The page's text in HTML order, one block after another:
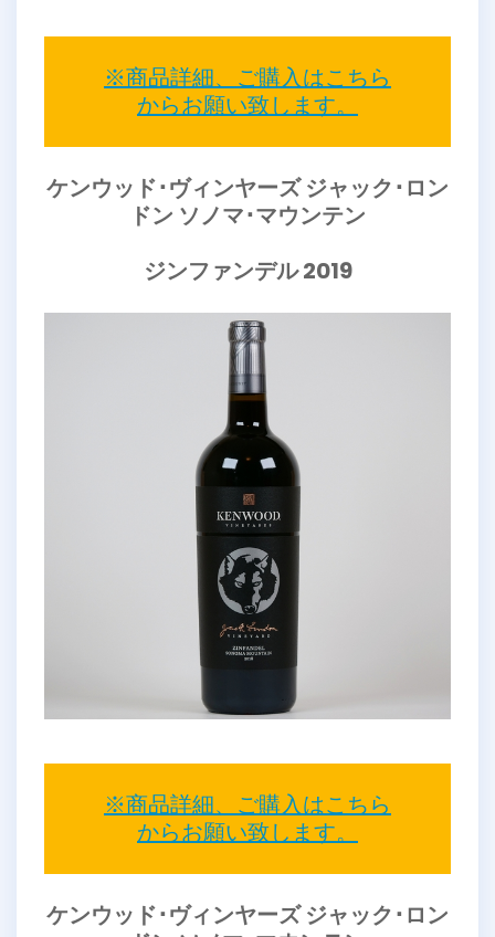
※商品詳細、ご購入はこちら
からお願い致します。
ケンウッド･ヴィンヤーズ ジャック･ロン
ドン ソノマ･マウンテン
ジンファンデル 2019
※商品詳細、ご購入はこちら
からお願い致します。
ケンウッド･ヴィンヤーズ ジャック･ロン